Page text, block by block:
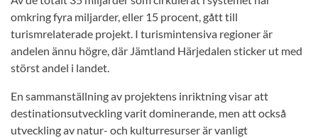
omkring fyra miljarder, eller 15 procent, gått till
turismrelaterade projekt. I turismintensiva regioner är
andelen ännu högre, där Jämtland Härjedalen sticker ut med
störst andel i landet.
En sammanställning av projektens inriktning visar att
destinationsutveckling varit dominerande, men att också
utveckling av natur- och kulturresurser är vanligt